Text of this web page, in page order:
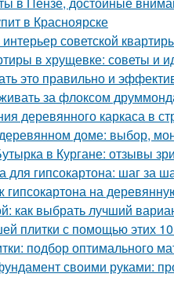
в Красноярске
советской
в хрущевке: советы и
это правильно и
за флоксом
деревянного каркаса в
доме: выбор,
в Кургане: отзывы
для гипсокартона: шаг за
на
как выбрать лучший
плитки с помощью этих
подбор оптимального
своими руками: